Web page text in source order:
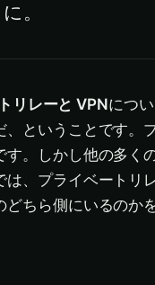
。
リレーと VPNにつ
ということです。
。しかし他の多く
、プライベートリ
ちら側にいるのか